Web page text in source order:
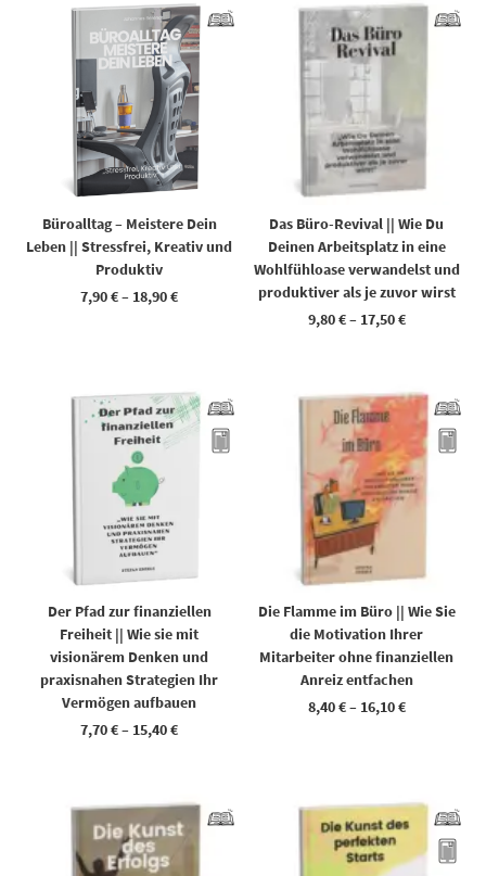
Büroalltag – Meistere Dein
Leben || Stressfrei, Kreativ und
Produktiv
7,90€– 18,90€
Das Büro-Revival || Wie Du
Deinen Arbeitsplatz in eine
Wohlfühloase verwandelst und
produktiver als je zuvor wirst
9,80€– 17,50€
Der Pfad zur finanziellen
Freiheit || Wie sie mit
visionärem Denken und
praxisnahen Strategien Ihr
Vermögen aufbauen
7,70€– 15,40€
Die Flamme im Büro || Wie Sie
die Motivation Ihrer
Mitarbeiter ohne finanziellen
Anreiz entfachen
8,40€– 16,10€